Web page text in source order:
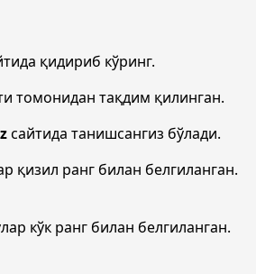
қидириб кўринг.
томонидан тақдим қилинган.
сайтида танишсангиз бўлади.
қизил ранг билан белгиланган.
кўк ранг билан белгиланган.